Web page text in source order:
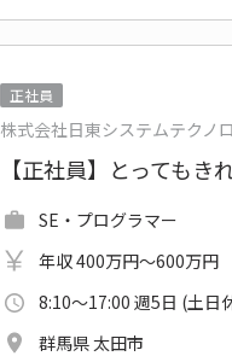
正社員
株式会社日東システムテクノ
【正社員】とっても
SE・プログラマー
年収 400万円～600万円
8:10～17:00 週5日 (土日
群馬県 太田市